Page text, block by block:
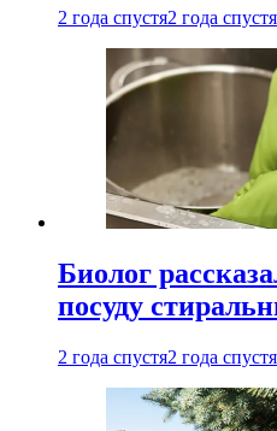
2 года спустя2 года спустя
Биолог
посуду
2 года спустя2 года спустя